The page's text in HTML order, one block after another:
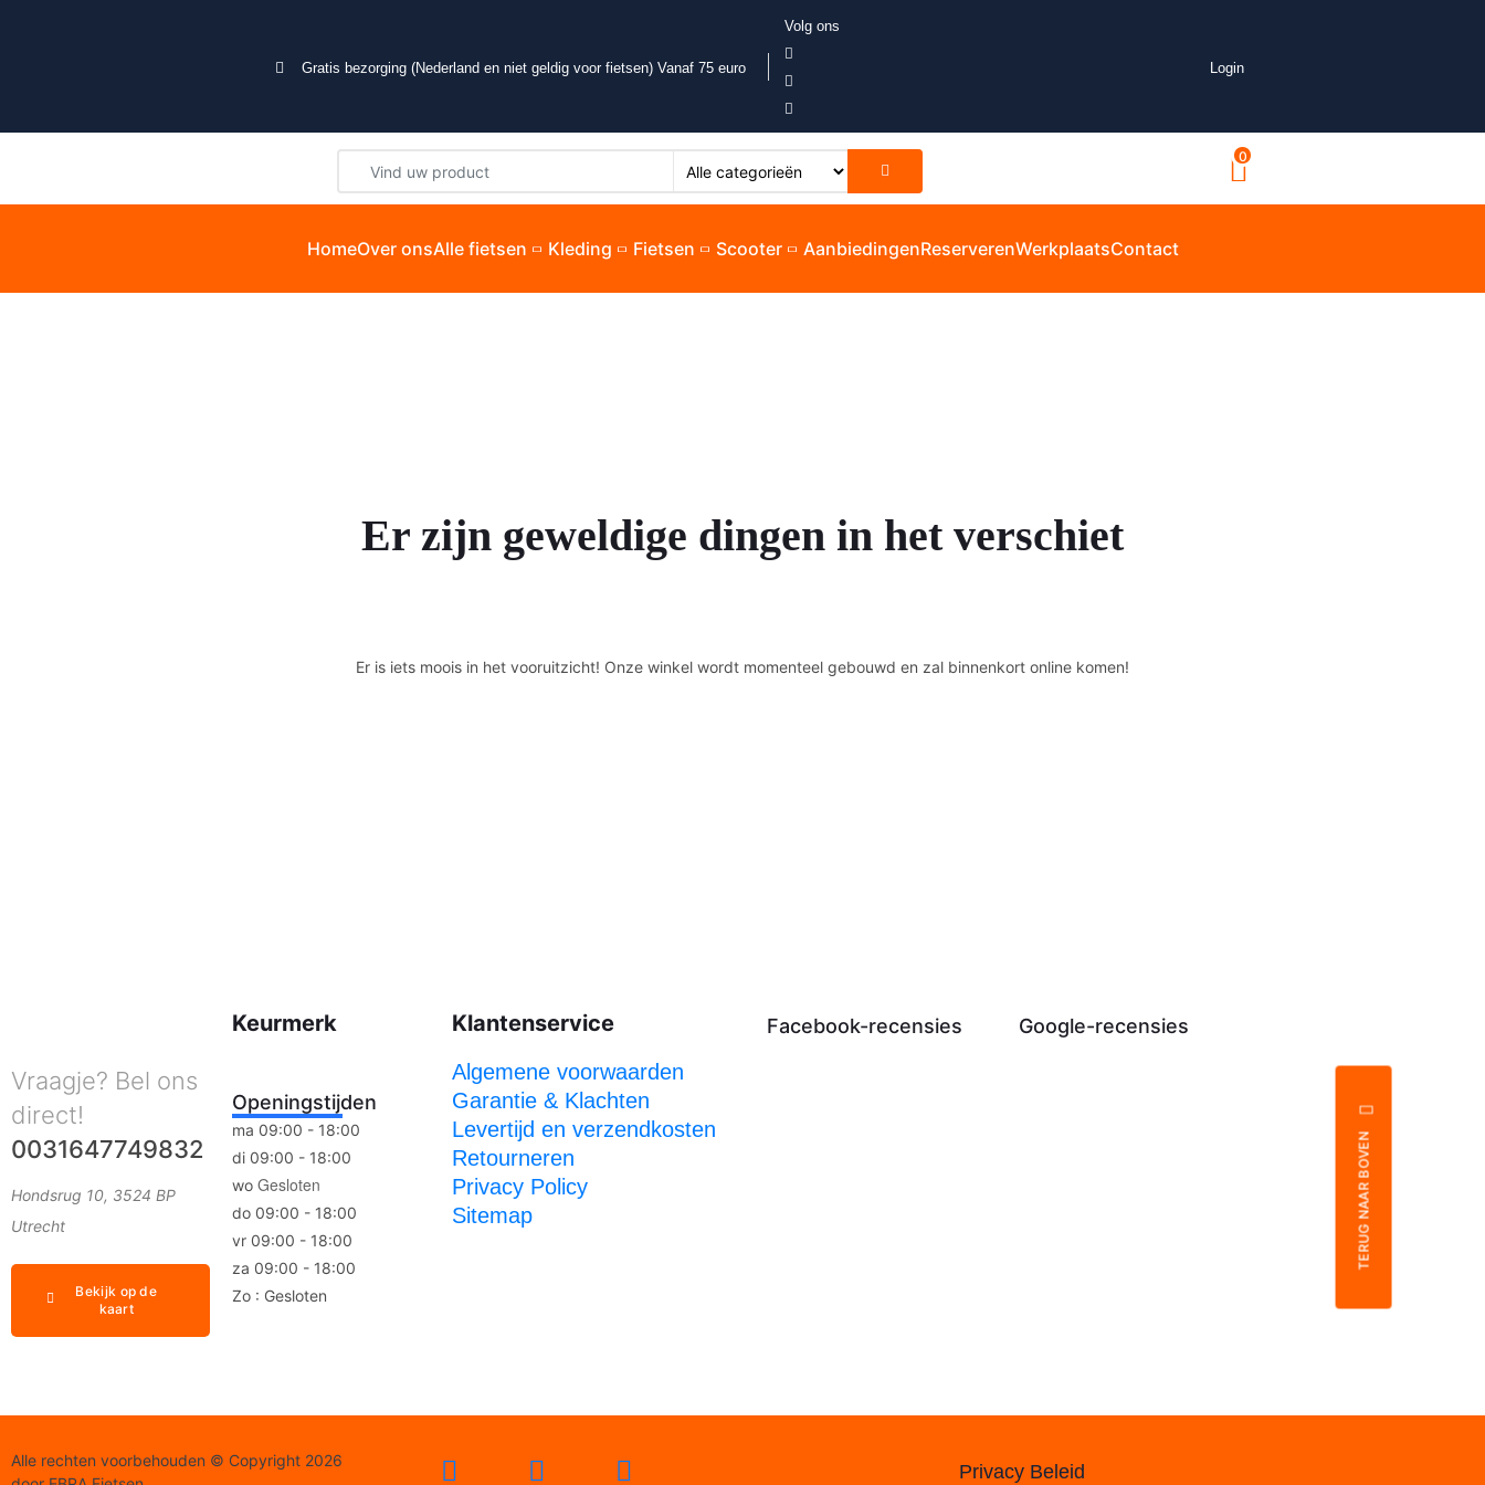
Gratis bezorging (Nederland en niet geldig voor fietsen) Vanaf 75 euro
Volg ons
Login
0
HomeOver onsAlle fietsen Kleding Fietsen Scooter AanbiedingenReserverenWerkplaatsContact
Er zijn geweldige dingen in het verschiet
Er is iets moois in het vooruitzicht! Onze winkel wordt momenteel gebouwd en zal binnenkort online komen!
Vraagje? Bel ons
direct!
0031647749832
Hondsrug 10, 3524 BP
Utrecht
Bekijk op de
kaart
Keurmerk
Openingstijden
ma 09:00 - 18:00
di 09:00 - 18:00
woGesloten
do 09:00 - 18:00
vr 09:00 - 18:00
za 09:00 - 18:00
Zo : Gesloten
Klantenservice
Algemene voorwaarden
Garantie & Klachten
Levertijd en verzendkosten
Retourneren
Privacy Policy
Sitemap
Facebook-recensies Google-recensies
TERUG NAAR BOVEN
Alle rechten voorbehouden © Copyright 2026
Privacy Beleid